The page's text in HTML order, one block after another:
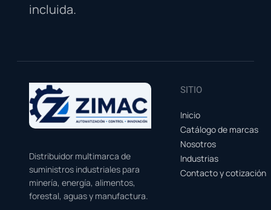
incluida.
Distribuidor multimarca de
suministros industriales para
minería, energía, alimentos,
forestal, aguas y manufactura.
SITIO
Inicio
Catálogo de marcas
Nosotros
Industrias
Contacto y cotización